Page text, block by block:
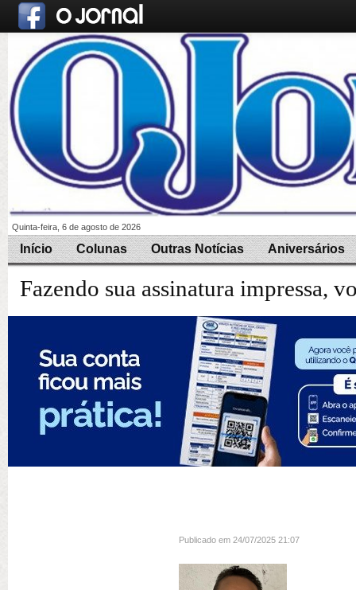
Quinta-feira, 6 de agosto de 2026
Início Colunas Outras Notícias Aniversários
Fazendo sua assinatura impressa,
Publicado em 24/07/2025 21:07